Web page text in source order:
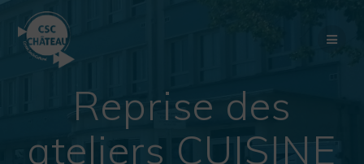
Reprise des
ateliers CUISINE